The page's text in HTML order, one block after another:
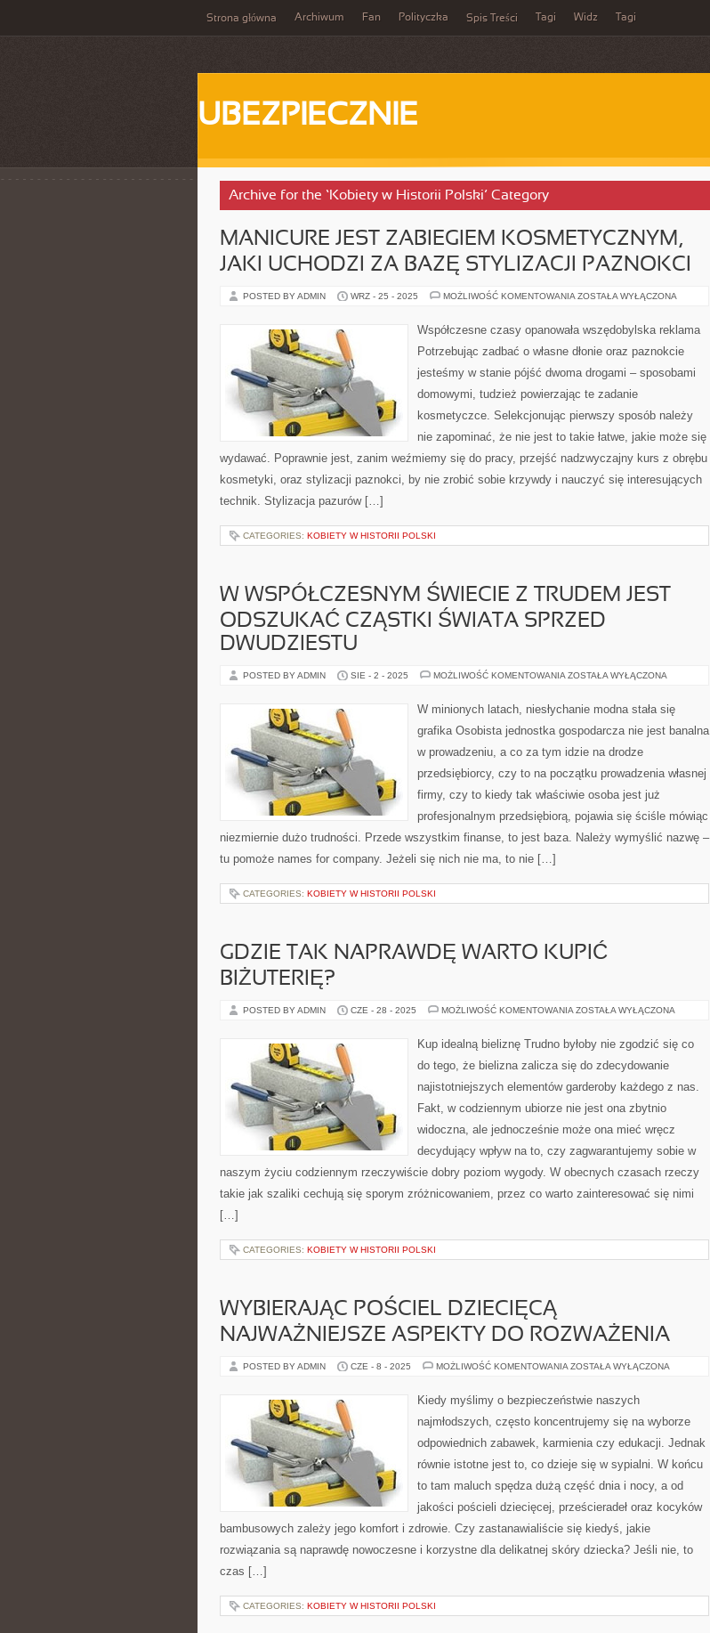
Strona główna Archiwum Fan Polityczka Spis Treści Tagi Widz Tagi
UBEZPIECZNIE
Archive for the ‘Kobiety w Historii Polski’ Category
MANICURE JEST ZABIEGIEM KOSMETYCZNYM,
JAKI UCHODZI ZA BAZĘ STYLIZACJI PAZNOKCI
POSTED BY ADMIN WRZ - 25 - 2025 MOŻLIWOŚĆ KOMENTOWANIA MANICURE
KOSMETYCZNYM,
JAKI
ZA
STYLIZACJI
ZOSTAŁA WYŁĄCZONA
Współczesne czasy opanowała wszędobylska reklama
Potrzebując zadbać o własne dłonie oraz paznokcie
jesteśmy w stanie pójść dwoma drogami – sposobami
domowymi, tudzież powierzając te zadanie
kosmetyczce. Selekcjonując pierwszy sposób należy
nie zapominać, że nie jest to takie łatwe, jakie może się
wydawać. Poprawnie jest, zanim weźmiemy się do pracy, przejść nadzwyczajny kurs z obrębu
kosmetyki, oraz stylizacji paznokci, by nie zrobić sobie krzywdy i nauczyć się interesujących
technik. Stylizacja pazurów […]
CATEGORIES: KOBIETY W HISTORII POLSKI
W WSPÓŁCZESNYM ŚWIECIE Z TRUDEM JEST
ODSZUKAĆ CZĄSTKI ŚWIATA SPRZED
DWUDZIESTU
POSTED BY ADMIN SIE - 2 - 2025 MOŻLIWOŚĆ KOMENTOWANIA W
TRUDEM
ODSZUKAĆ
ŚWIATA
DWUDZIESTU
ZOSTAŁA WYŁĄCZONA
W minionych latach, niesłychanie modna stała się
grafika Osobista jednostka gospodarcza nie jest banalna
w prowadzeniu, a co za tym idzie na drodze
przedsiębiorcy, czy to na początku prowadzenia własnej
firmy, czy to kiedy tak właściwie osoba jest już
profesjonalnym przedsiębiorą, pojawia się ściśle mówiąc
niezmiernie dużo trudności. Przede wszystkim finanse, to jest baza. Należy wymyślić nazwę –
tu pomoże names for company. Jeżeli się nich nie ma, to nie […]
CATEGORIES: KOBIETY W HISTORII POLSKI
GDZIE TAK NAPRAWDĘ WARTO KUPIĆ
BIŻUTERIĘ?
POSTED BY ADMIN CZE - 28 - 2025 MOŻLIWOŚĆ KOMENTOWANIA GDZIE
WARTO
KUPIĆ
ZOSTAŁA WYŁĄCZONA
Kup idealną bieliznę Trudno byłoby nie zgodzić się co
do tego, że bielizna zalicza się do zdecydowanie
najistotniejszych elementów garderoby każdego z nas.
Fakt, w codziennym ubiorze nie jest ona zbytnio
widoczna, ale jednocześnie może ona mieć wręcz
decydujący wpływ na to, czy zagwarantujemy sobie w
naszym życiu codziennym rzeczywiście dobry poziom wygody. W obecnych czasach rzeczy
takie jak szaliki cechują się sporym zróżnicowaniem, przez co warto zainteresować się nimi
[…]
CATEGORIES: KOBIETY W HISTORII POLSKI
WYBIERAJĄC POŚCIEL DZIECIĘCĄ –
NAJWAŻNIEJSZE ASPEKTY DO ROZWAŻENIA
POSTED BY ADMIN CZE - 8 - 2025 MOŻLIWOŚĆ KOMENTOWANIA WYBIERAJĄC
–
NAJWAŻNIEJSZE
DO
ZOSTAŁA WYŁĄCZONA
Kiedy myślimy o bezpieczeństwie naszych
najmłodszych, często koncentrujemy się na wyborze
odpowiednich zabawek, karmienia czy edukacji. Jednak
równie istotne jest to, co dzieje się w sypialni. W końcu
to tam maluch spędza dużą część dnia i nocy, a od
jakości pościeli dziecięcej, prześcieradeł oraz kocyków
bambusowych zależy jego komfort i zdrowie. Czy zastanawialiście się kiedyś, jakie
rozwiązania są naprawdę nowoczesne i korzystne dla delikatnej skóry dziecka? Jeśli nie, to
czas […]
CATEGORIES: KOBIETY W HISTORII POLSKI